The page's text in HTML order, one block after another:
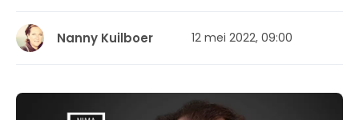
Nanny Kuilboer 12 mei 2022, 09:00